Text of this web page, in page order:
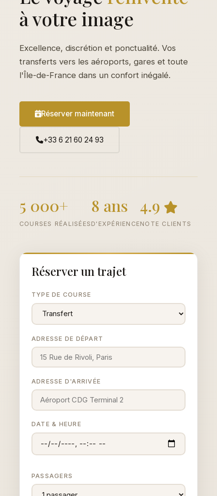
à votre image
Excellence, discrétion et ponctualité. Vos
transferts vers les aéroports, gares et toute
l'Île-de-France dans un confort inégalé.
Réserver maintenant
+33 6 21 60 24 93
5 000+
COURSES RÉALISÉES
8 ans
D'EXPÉRIENCE
4.9
NOTE CLIENTS
Réserver un trajet
TYPE DE COURSE
ADRESSE DE DÉPART
ADRESSE D'ARRIVÉE
DATE & HEURE
PASSAGERS